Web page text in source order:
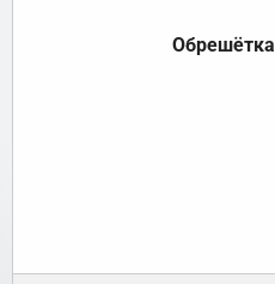
Обрешётка